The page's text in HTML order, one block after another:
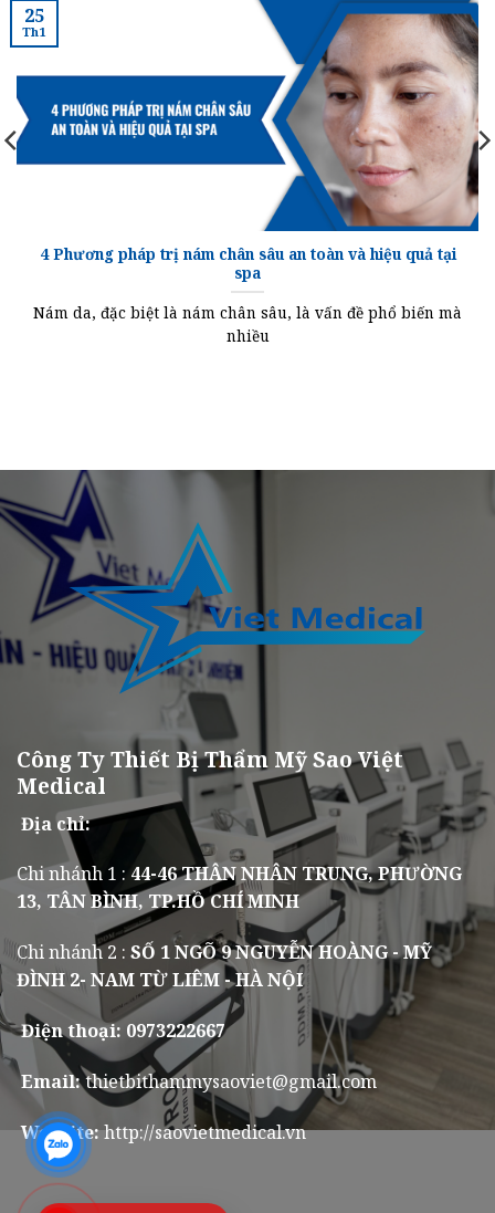
4 Phương pháp trị nám chân sâu an toàn và hiệu quả tại
spa
Nám da, đặc biệt là nám chân sâu, là vấn đề phổ biến mà
nhiều
25
Th1
Công Ty Thiết Bị Thẩm Mỹ Sao Việt
Medical
Địa chỉ:
Chi nhánh 1 : 44-46 THÂN NHÂN TRUNG, PHƯỜNG
13, TÂN BÌNH, TP.HỒ CHÍ MINH
Chi nhánh 2 : SỐ 1 NGÕ 9 NGUYỄN HOÀNG - MỸ
ĐÌNH 2- NAM TỪ LIÊM - HÀ NỘI
Điện thoại: 0973222667
Email:thietbithammysaoviet@gmail.com
Website:http://saovietmedical.vn